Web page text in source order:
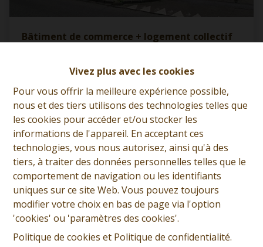
Vivez plus avec les cookies
Pour vous offrir la meilleure expérience possible,
nous et des tiers utilisons des technologies telles que
les cookies pour accéder et/ou stocker les
informations de l'appareil. En acceptant ces
technologies, vous nous autorisez, ainsi qu'à des
tiers, à traiter des données personnelles telles que le
comportement de navigation ou les identifiants
uniques sur ce site Web. Vous pouvez toujours
modifier votre choix en bas de page via l'option
'cookies' ou 'paramètres des cookies'.
Politique de cookies et Politique de confidentialité.
Bâtiment de commerce + logement collectif
7012 Jemappes| Ref: 11911
À partir de € 147.000
4 2 208 m²